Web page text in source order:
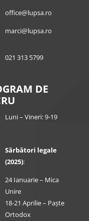
office@lupsa.ro
marci@lupsa.ro
021 313 5799
DE
Luni – Vineri: 9-19
Sărbători legale
(2025):
24 Ianuarie – Mica
Unire
18-21 Aprilie – Paște
Ortodox